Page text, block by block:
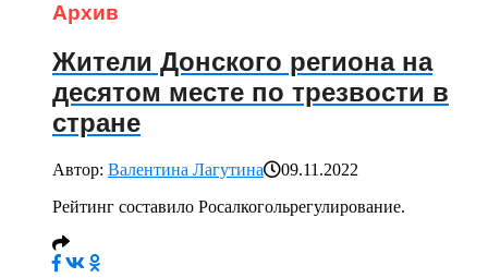
Архив
Жители Донского региона на
десятом месте по трезвости в
стране
Автор: Валентина Лагутина
09.11.2022
Рейтинг составило Росалкогольрегулирование.